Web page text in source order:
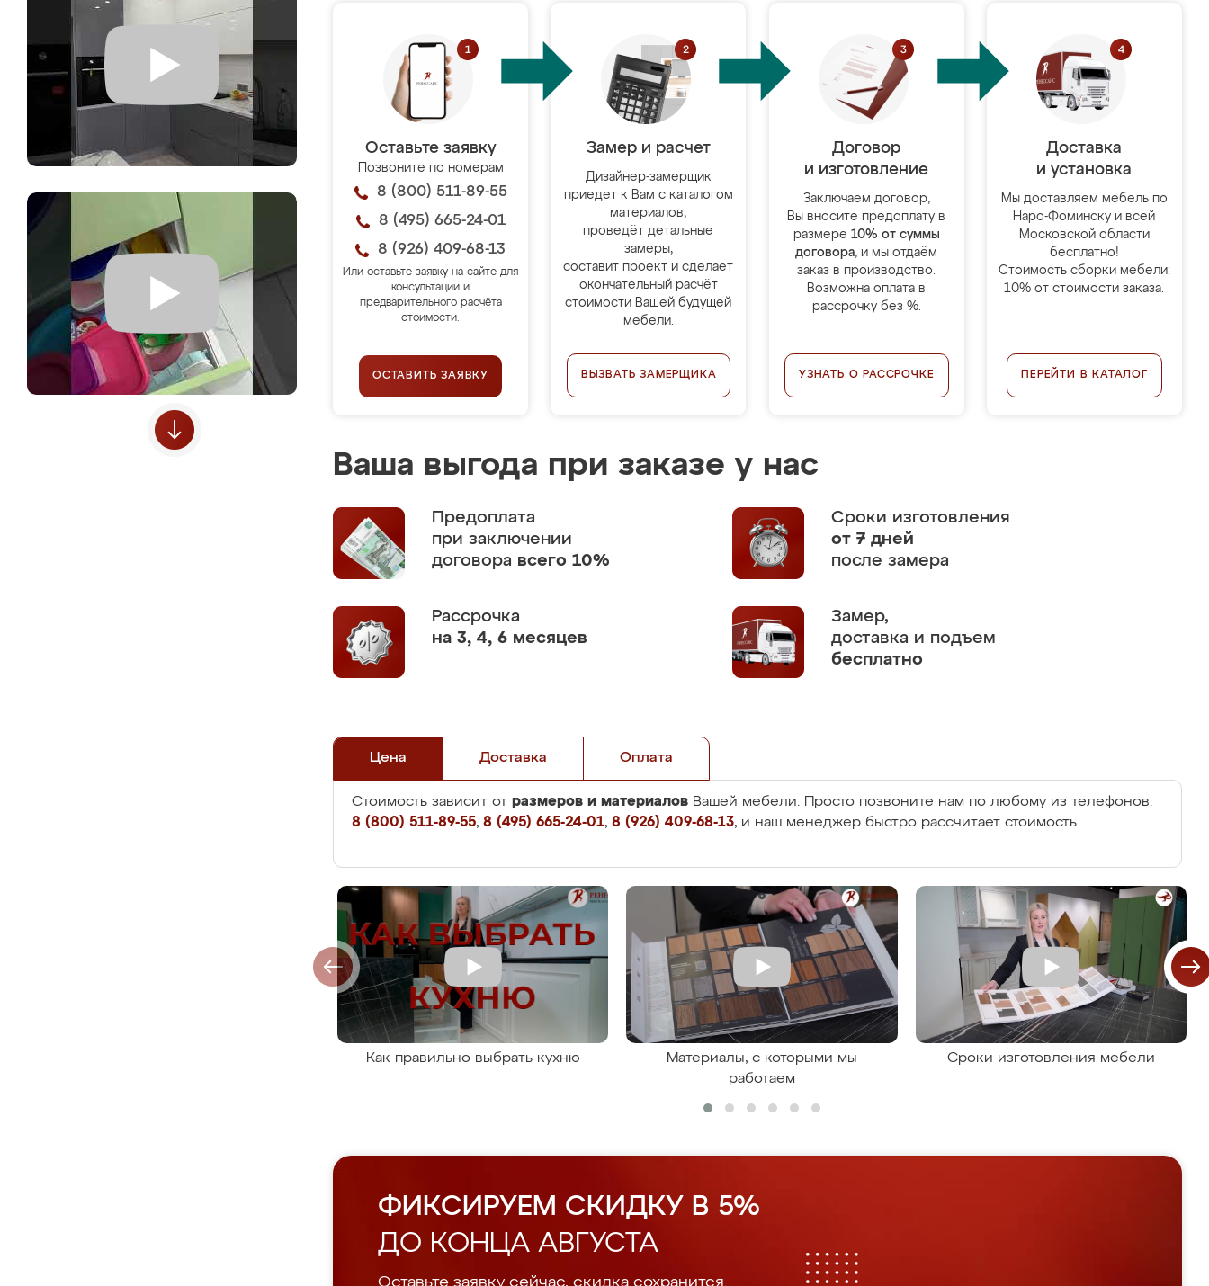
Оставьте заявку
Позвоните по номерам
8 (800) 511-89-55
8 (495) 665-24-01
8 (926) 409-68-13
Или оставьте заявку на сайте для
консультации и
предварительного расчёта
стоимости.
ОСТАВИТЬ ЗАЯВКУ
Замер и расчет
Дизайнер-замерщик
приедет к Вам с каталогом
материалов,
проведёт детальные
замеры,
составит проект и сделает
окончательный расчёт
стоимости Вашей будущей
мебели.
ВЫЗВАТЬ ЗАМЕРЩИКА
Договор
и изготовление
Заключаем договор,
Вы вносите предоплату в
размере 10% от суммы
договора, и мы отдаём
заказ в производство.
Возможна оплата в
рассрочку без %.
УЗНАТЬ О РАССРОЧКЕ
Доставка
и установка
Мы доставляем мебель по
Наро-Фоминску и всей
Московской области
бесплатно!
Стоимость сборки мебели:
10% от стоимости заказа.
ПЕРЕЙТИ В КАТАЛОГ
Ваша выгода при заказе у нас
Предоплата
при заключении
договора всего 10%
Сроки изготовления
от 7 дней
после замера
Рассрочка
на 3, 4, 6 месяцев
Замер,
доставка и подъем
бесплатно
Цена Доставка Оплата
Стоимость зависит от размеров и материалов Вашей мебели. Просто позвоните нам по любому из телефонов:
8 (800) 511-89-55, 8 (495) 665-24-01, 8 (926) 409-68-13, и наш менеджер быстро рассчитает стоимость.
Как правильно выбрать кухню
Материалы, с которыми мы
работаем
Сроки изготовления мебели
ФИКСИРУЕМ СКИДКУ В 5%
ДО КОНЦА АВГУСТА
Оставьте заявку сейчас, скидка сохранится.